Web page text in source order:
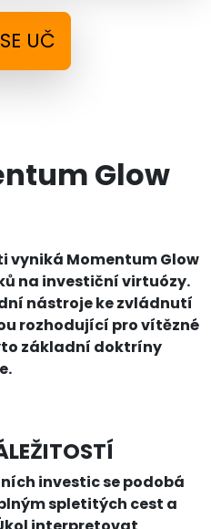
UČ
Glow
vyniká Momentum Glow
na investiční virtuózy.
nástroje ke zvládnutí
rozhodující pro vítězné
základní doktríny
investic se podobá
spletitých cest a